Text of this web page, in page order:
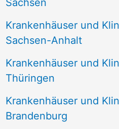
Sachsen
Krankenhäuser und
Sachsen-Anhalt
Krankenhäuser und
Thüringen
Krankenhäuser und
Brandenburg